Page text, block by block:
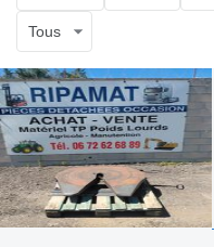
Tous